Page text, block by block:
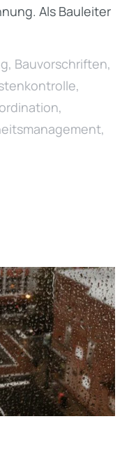
Als Bauleiter
, Bauvorschriften,
,
,
,